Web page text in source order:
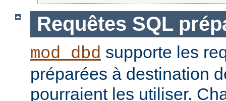
Requêtes SQL
mod_dbd supporte les
préparées à destination
pourraient les utiliser.